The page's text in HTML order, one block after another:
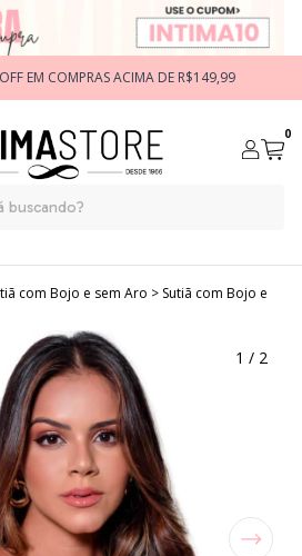
EM COMPRAS ACIMA DE R$149,99
0
com Bojo e sem Aro > Sutiã com Bojo e
1 / 2